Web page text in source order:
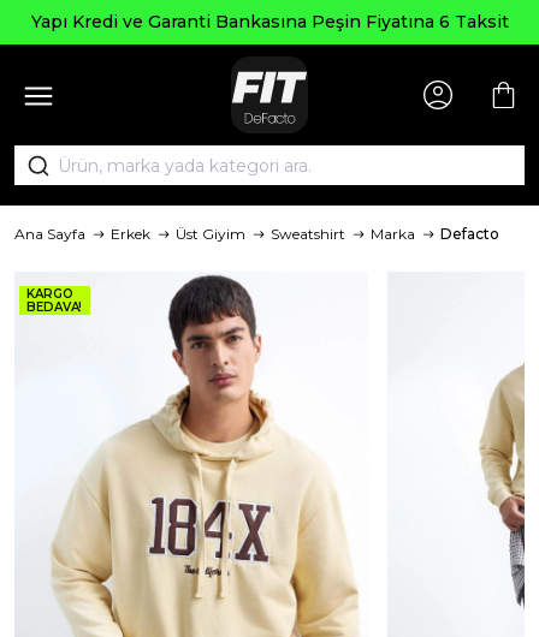
Yapı Kredi ve Garanti Bankasına Peşin Fiyatına 6 Taksit
Ana Sayfa Erkek Üst Giyim Sweatshirt Marka Defacto
KARGO
BEDAVA!